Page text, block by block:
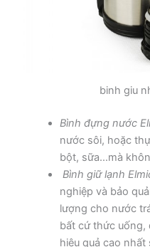
binh giu
Bình đựng nước
nước sôi, hoặc
bột, sữa…mà
Bình giữ lạnh
nghiệp và bảo
lượng cho nước
bất cứ thức
hiệu quả cao